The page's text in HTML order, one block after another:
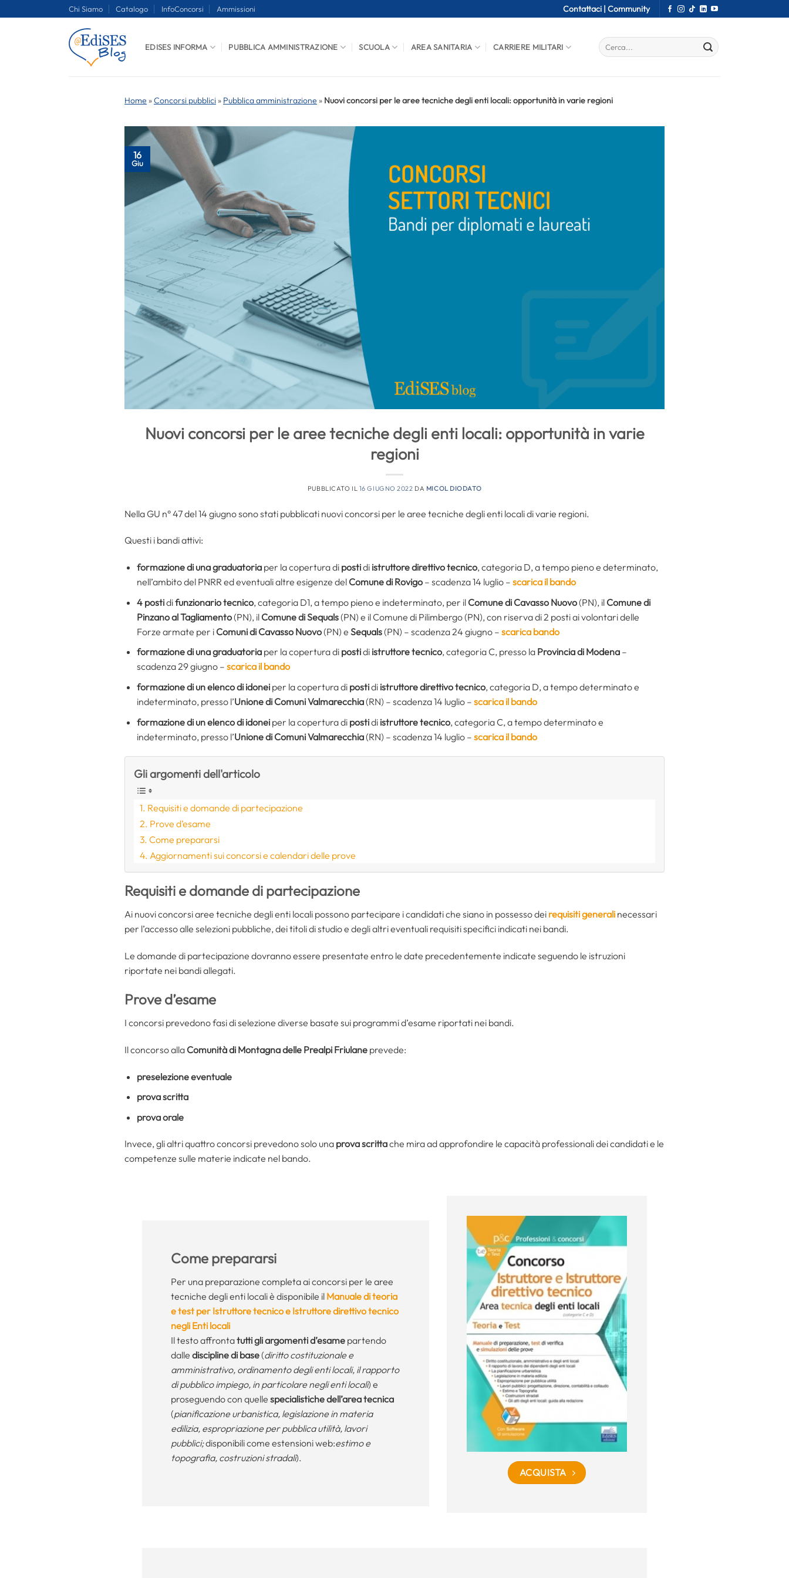
Chi Siamo Catalogo InfoConcorsi Ammissioni Contattaci | Community
EDISES INFORMA PUBBLICA AMMINISTRAZIONE SCUOLA AREA SANITARIA CARRIERE MILITARI
Home »Concorsi pubblici » Pubblica amministrazione » Nuovi concorsi per le aree tecniche degli enti locali: opportunità in varie regioni
16
Giu
Nuovi concorsi per le aree tecniche degli enti locali: opportunità in varie
regioni
PUBBLICATO IL 16 GIUGNO 2022 DA MICOL DIODATO
Nella GU n° 47 del 14 giugno sono stati pubblicati nuovi concorsi per le aree tecniche degli enti locali di varie regioni.
Questi i bandi attivi:
formazione di una graduatoriaper la copertura di postidi istruttore direttivo tecnico, categoria D, a tempo pieno e determinato,
nell’ambito del PNRR ed eventuali altre esigenze del Comune di Rovigo– scadenza 14 luglio – scarica il bando
4 postidifunzionario tecnico, categoria D1, a tempo pieno e indeterminato, per ilComune di Cavasso Nuovo(PN), il Comune di
Pinzano al Tagliamento(PN), il Comune di Sequals(PN) e il Comune di Pilimbergo (PN), con riserva di 2 posti ai volontari delle
Forze armate per i Comuni di Cavasso Nuovo(PN) e Sequals(PN) – scadenza 24 giugno – scarica bando
formazione di una graduatoriaper la copertura di postidi istruttore tecnico, categoria C, presso la Provincia di Modena–
scadenza 29 giugno – scarica il bando
formazione di un elenco di idoneiper la copertura di postidi istruttore direttivo tecnico, categoria D, a tempo determinato e
indeterminato, presso l’Unione di Comuni Valmarecchia(RN) – scadenza 14 luglio – scarica il bando
formazione di un elenco di idoneiper la copertura di postidi istruttore tecnico, categoria C, a tempo determinato e
indeterminato, presso l’Unione di Comuni Valmarecchia(RN) – scadenza 14 luglio – scarica il bando
Gli argomenti dell'articolo
Requisiti e domande di partecipazione
Prove d’esame
Come prepararsi
Aggiornamenti sui concorsi e calendari delle prove
Requisiti e domande di partecipazione
Ai nuovi concorsi aree tecniche degli enti locali possono partecipare i candidati che siano in possesso dei requisiti generali necessari
per l’accesso alle selezioni pubbliche, dei titoli di studio e degli altri eventuali requisiti specifici indicati nei bandi.
Le domande di partecipazione dovranno essere presentate entro le date precedentemente indicate seguendo le istruzioni
riportate nei bandi allegati.
Prove d’esame
I concorsi prevedono fasi di selezione diverse basate sui programmi d’esame riportati nei bandi.
Il concorso alla Comunità di Montagna delle Prealpi Friulane prevede:
preselezione eventuale
prova scritta
prova orale
Invece, gli altri quattro concorsi prevedono solo una prova scrittache mira ad approfondire le capacità professionali dei candidati e le
competenze sulle materie indicate nel bando.
Come prepararsi
Per una preparazione completa ai concorsi per le aree
tecniche degli enti locali è disponibile il Manuale di teoria
e test per Istruttore tecnico e Istruttore direttivo tecnico
negli Enti locali
Il testo affrontatutti gli argomenti d’esamepartendo
dalle discipline di base(diritto costituzionale e
amministrativo, ordinamento degli enti locali, il rapporto
di pubblico impiego, in particolare negli enti locali) e
proseguendo con quelle specialistiche dell’area tecnica
(pianificazione urbanistica, legislazione in materia
edilizia, espropriazione per pubblica utilità, lavori
pubblici;disponibili come estensioni web:estimo e
topografia, costruzioni stradali).
ACQUISTA